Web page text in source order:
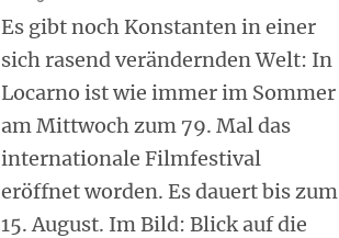
Es gibt noch Konstanten in einer
sich rasend verändernden Welt: In
Locarno ist wie immer im Sommer
am Mittwoch zum 79. Mal das
internationale Filmfestival
eröffnet worden. Es dauert bis zum
15. August. Im Bild: Blick auf die